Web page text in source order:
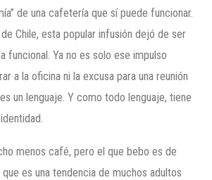
de una cafetería que sí puede funcionar.
Chile, esta popular infusión dejó de ser
funcional. Ya no es solo ese impulso
a la oficina ni la excusa para una reunión
un lenguaje. Y como todo lenguaje, tiene
menos café, pero el que bebo es de
es una tendencia de muchos adultos